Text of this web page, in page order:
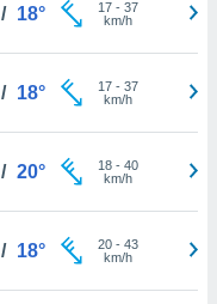
/ 18° 17- 37
km/h
/ 18° 17- 37
km/h
/ 20° 18- 40
km/h
/ 18° 20- 43
km/h